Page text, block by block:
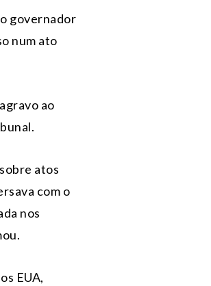
governador
num ato
ao
atos
com o
nos
EUA,